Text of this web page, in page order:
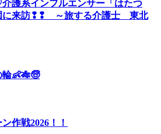
護系インフルエンサー「はたつ
に来訪❢❢ ～旅する介護士 東北
輪👶🎋🧓
作戦2026！！